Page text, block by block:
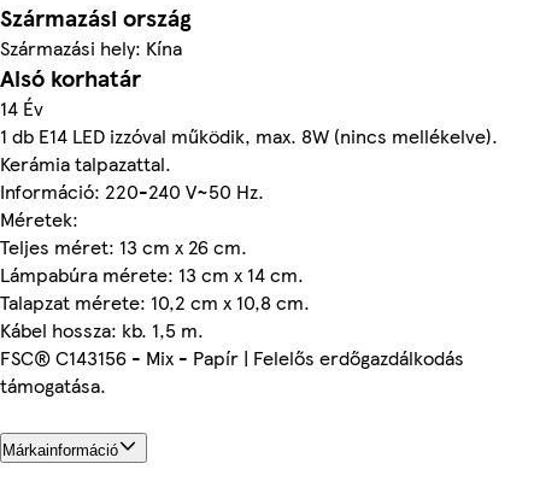
Származási ország
Származási hely: Kína
Alsó korhatár
14 Év
1 db E14 LED izzóval működik, max. 8W (nincs mellékelve).
Kerámia talpazattal.
Információ: 220-240 V~50 Hz.
Méretek:
Teljes méret: 13 cm x 26 cm.
Lámpabúra mérete: 13 cm x 14 cm.
Talapzat mérete: 10,2 cm x 10,8 cm.
Kábel hossza: kb. 1,5 m.
FSC® C143156 - Mix - Papír | Felelős erdőgazdálkodás
támogatása.
Márkainformáció